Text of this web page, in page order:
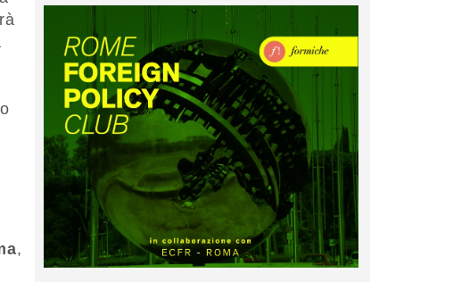
,